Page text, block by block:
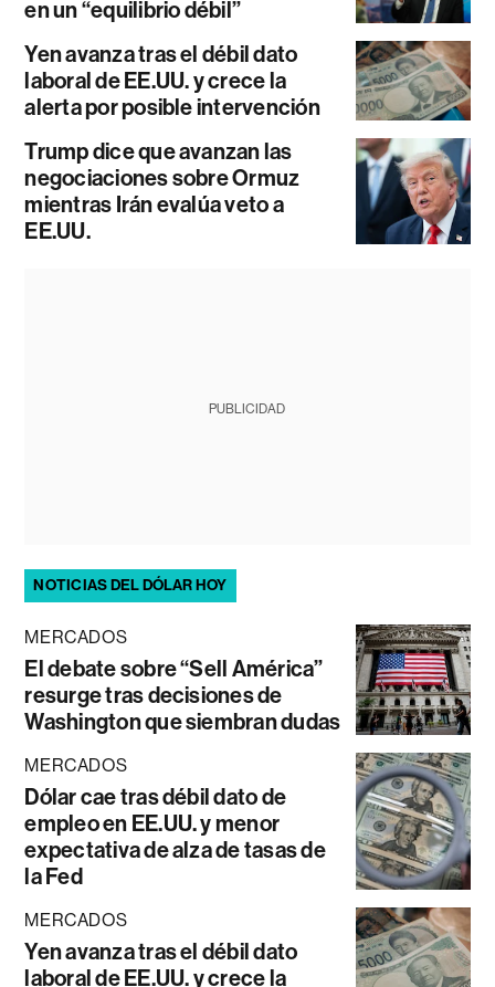
en un “equilibrio débil”
Yen avanza tras el débil dato
laboral de EE.UU. y crece la
alerta por posible intervención
Trump dice que avanzan las
negociaciones sobre Ormuz
mientras Irán evalúa veto a
EE.UU.
PUBLICIDAD
NOTICIAS DEL DÓLAR HOY
MERCADOS
El debate sobre “Sell América”
resurge tras decisiones de
Washington que siembran dudas
MERCADOS
Dólar cae tras débil dato de
empleo en EE.UU. y menor
expectativa de alza de tasas de
la Fed
MERCADOS
Yen avanza tras el débil dato
laboral de EE.UU. y crece la